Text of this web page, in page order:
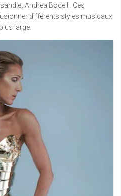
et Andrea Bocelli. Ces
différents styles musicaux
large.